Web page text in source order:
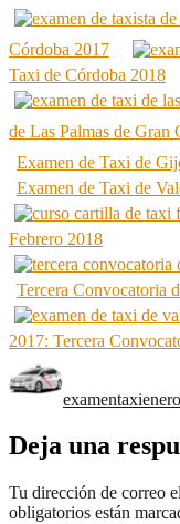
Córdoba 2017
Taxi de Córdoba 2018
de Las Palmas de Gran
Examen de Taxi de
Examen de Taxi de
Febrero 2018
Tercera Convocatoria
2017: Tercera
examentaxi
Deja una
Tu dirección de correo
obligatorios están